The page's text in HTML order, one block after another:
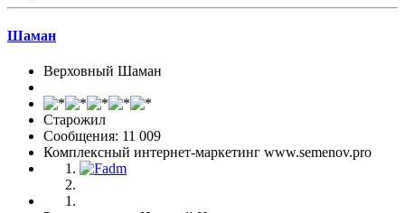
Шаман
Верховный Шаман
Старожил
Сообщения: 11 009
Комплексный интернет-маркетинг www.semenov.pro